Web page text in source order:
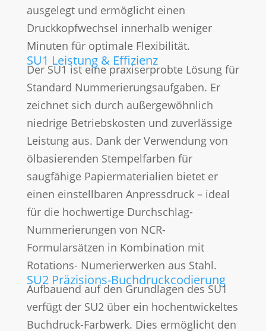
ausgelegt und ermöglicht einen
Druckkopfwechsel innerhalb weniger
Minuten für optimale Flexibilität.
SU1 Leistung & Effizienz
Der SU1 ist eine praxiserprobte Lösung für
Standard Nummerierungsaufgaben. Er
zeichnet sich durch außergewöhnlich
niedrige Betriebskosten und zuverlässige
Leistung aus. Dank der Verwendung von
ölbasierenden Stempelfarben für
saugfähige Papiermaterialien bietet er
einen einstellbaren Anpressdruck – ideal
für die hochwertige Durchschlag-
Nummerierungen von NCR-
Formularsätzen in Kombination mit
Rotations- Numerierwerken aus Stahl.
SU2 Präzisions-Buchdruckcodierung
Aufbauend auf den Grundlagen des SU1
verfügt der SU2 über ein hochentwickeltes
Buchdruck-Farbwerk. Dies ermöglicht den